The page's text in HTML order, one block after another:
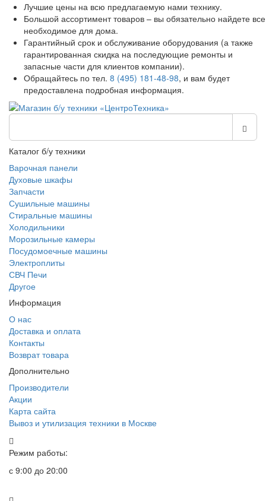
Лучшие цены на всю предлагаемую нами технику.
Большой ассортимент товаров – вы обязательно найдете все
необходимое для дома.
Гарантийный срок и обслуживание оборудования (а также
гарантированная скидка на последующие ремонты и
запасные части для клиентов компании).
Обращайтесь по тел. 8 (495) 181-48-98, и вам будет
предоставлена подробная информация.
Каталог б/у техники
Варочная панели
Духовые шкафы
Запчасти
Сушильные машины
Стиральные машины
Холодильники
Морозильные камеры
Посудомоечные машины
Электроплиты
СВЧ Печи
Другое
Информация
О нас
Доставка и оплата
Контакты
Возврат товара
Дополнительно
Производители
Акции
Карта сайта
Вывоз и утилизация техники в Москве
Режим работы:
с 9:00 до 20:00